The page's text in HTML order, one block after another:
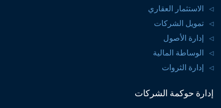
الاستثمار العقاري
تمويل الشركات
إدارة الأصول
الوساطة المالية
إدارة الثروات
إدارة حوكمة الشركات